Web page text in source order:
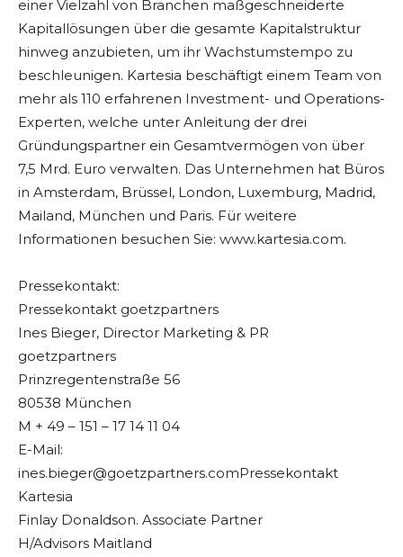
einer Vielzahl von Branchen maßgeschneiderte
Kapitallösungen über die gesamte Kapitalstruktur
hinweg anzubieten, um ihr Wachstumstempo zu
beschleunigen. Kartesia beschäftigt einem Team von
mehr als 110 erfahrenen Investment- und Operations-
Experten, welche unter Anleitung der drei
Gründungspartner ein Gesamtvermögen von über
7,5 Mrd. Euro verwalten. Das Unternehmen hat Büros
in Amsterdam, Brüssel, London, Luxemburg, Madrid,
Mailand, München und Paris. Für weitere
Informationen besuchen Sie: www.kartesia.com.
Pressekontakt:
Pressekontakt goetzpartners
Ines Bieger, Director Marketing & PR
goetzpartners
Prinzregentenstraße 56
80538 München
M + 49 – 151 – 17 14 11 04
E-Mail:
ines.bieger@goetzpartners.comPressekontakt
Kartesia
Finlay Donaldson. Associate Partner
H/Advisors Maitland